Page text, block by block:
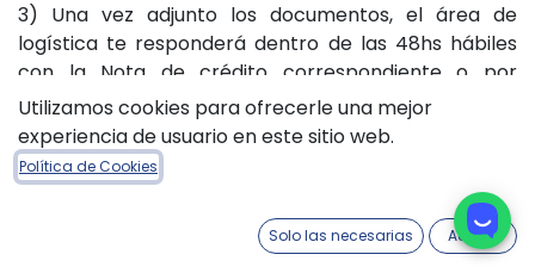
3) Una vez adjunto los documentos, el área de
logística te responderá dentro de las 48hs hábiles
con la Nota de crédito correspondiente o por
cualquier duda.
Recordá que podrás seguir el estado de tu ticket
ingresando a "Mi cuenta", "Tickets"
Utilizamos cookies para ofrecerle una mejor
experiencia de usuario en este sitio web.
Política de Cookies
Solo las necesarias Acepto